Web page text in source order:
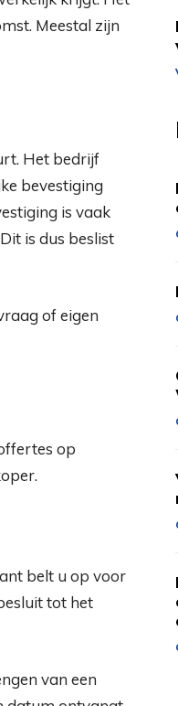
Meestal zijn
Het bedrijf
bevestiging
is vaak
is dus beslist
of eigen
op
belt u op voor
tot het
van een